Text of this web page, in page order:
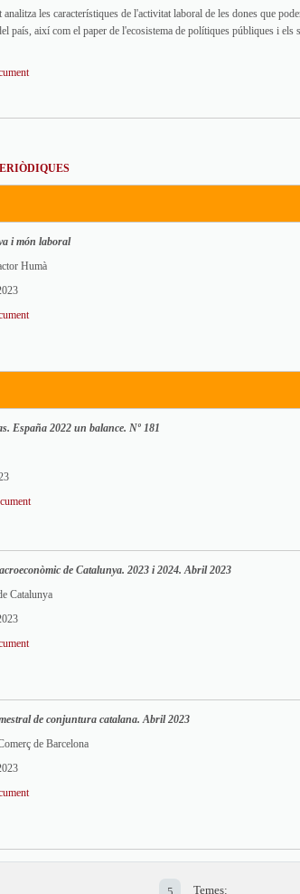
analitza les característiques de l'activitat laboral de les dones que
país, així com el paper de l'ecosistema de polítiques públiques i els
i món laboral
Humà
España 2022 un balance. Nº 181
de Catalunya. 2023 i 2024. Abril 2023
Catalunya
de conjuntura catalana. Abril 2023
de Barcelona
Temes: